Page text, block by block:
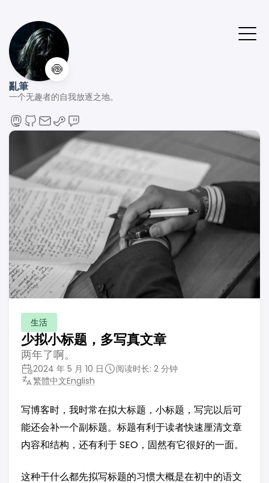
🍥
亂筆
一个无趣者的自我放逐之地。
生活
少拟小标题，多写真文章
两年了啊。
2024 年 5 月 10 日
阅读时长: 2 分钟
繁體中文English
写博客时，我时常在拟大标题，小标题，写完以后可
能还会补一个副标题。标题有利于读者快速厘清文章
内容和结构，还有利于 SEO，固然有它很好的一面。
这种干什么都先拟写标题的习惯大概是在初中的语文